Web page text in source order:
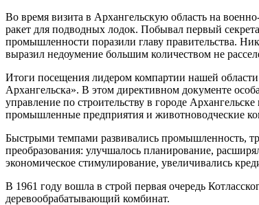
Во время визита в Архангельскую область на
ракет для подводных лодок. Побывал первый
промышленности поразили главу правительства.
выразил недоумение большим количеством не
Итоги посещения лидером компартии нашей
Архангельска». В этом директивном документе
управление по строительству в городе
промышленные предприятия и животноводческие
Быстрыми темпами развивались промышленность,
преобразования: улучшалось планирование,
экономическое стимулирование, увеличивались
В 1961 году вошла в строй первая очередь
деревообрабатывающий комбинат.